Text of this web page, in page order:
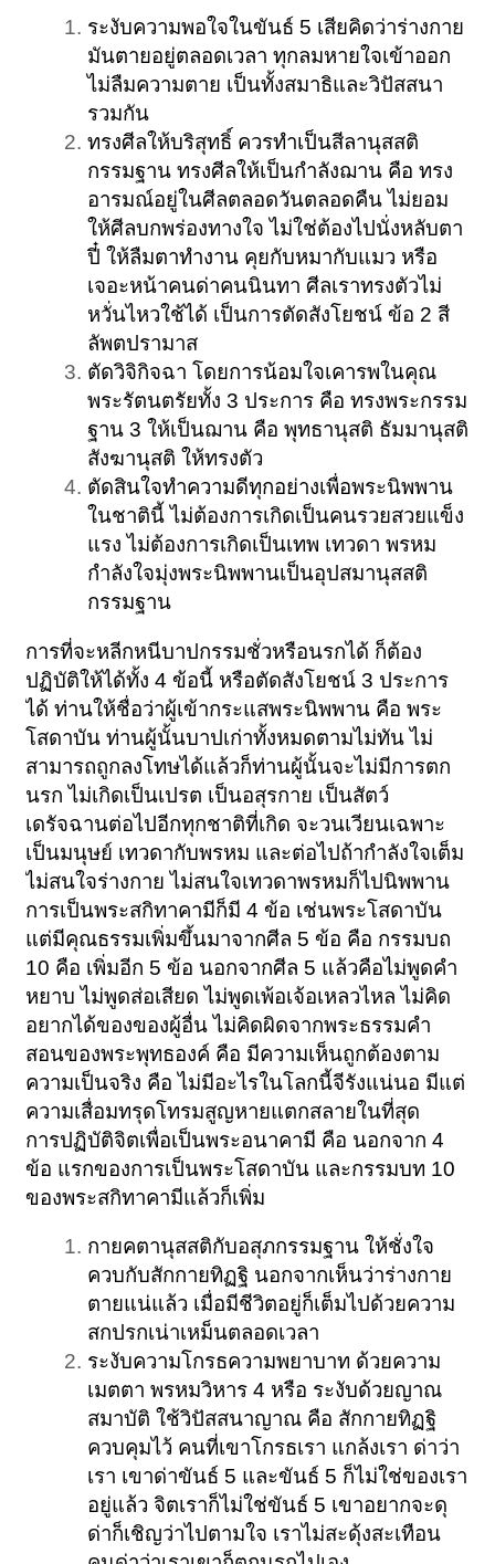
ระงับความพอใจในขันธ์ 5 เสียคิดว่าร่างกาย
มันตายอยู่ตลอดเวลา ทุกลมหายใจเข้าออก
ไม่ลืมความตาย เป็นทั้งสมาธิและวิปัสสนา
รวมกัน
ทรงศีลให้บริสุทธิ์ ควรทำเป็นสีลานุสสติ
กรรมฐาน ทรงศีลให้เป็นกำลังฌาน คือ ทรง
อารมณ์อยู่ในศีลตลอดวันตลอดคืน ไม่ยอม
ให้ศีลบกพร่องทางใจ ไม่ใช่ต้องไปนั่งหลับตา
ปี๋ ให้ลืมตาทำงาน คุยกับหมากับแมว หรือ
เจอะหน้าคนด่าคนนินทา ศีลเราทรงตัวไม่
หวั่นไหวใช้ได้ เป็นการตัดสังโยชน์ ข้อ 2 สี
ลัพตปรามาส
ตัดวิจิกิจฉา โดยการน้อมใจเคารพในคุณ
พระรัตนตรัยทั้ง 3 ประการ คือ ทรงพระกรรม
ฐาน 3 ให้เป็นฌาน คือ พุทธานุสติ ธัมมานุสติ
สังฆานุสติ ให้ทรงตัว
ตัดสินใจทำความดีทุกอย่างเพื่อพระนิพพาน
ในชาตินี้ ไม่ต้องการเกิดเป็นคนรวยสวยแข็ง
แรง ไม่ต้องการเกิดเป็นเทพ เทวดา พรหม
กำลังใจมุ่งพระนิพพานเป็นอุปสมานุสสติ
กรรมฐาน
การที่จะหลีกหนีบาปกรรมชั่วหรือนรกได้ ก็ต้อง
ปฏิบัติให้ได้ทั้ง 4 ข้อนี้ หรือตัดสังโยชน์ 3 ประการ
ได้ ท่านให้ชื่อว่าผู้เข้ากระแสพระนิพพาน คือ พระ
โสดาบัน ท่านผู้นั้นบาปเก่าทั้งหมดตามไม่ทัน ไม่
สามารถถูกลงโทษได้แล้วก็ท่านผู้นั้นจะไม่มีการตก
นรก ไม่เกิดเป็นเปรต เป็นอสุรกาย เป็นสัตว์
เดรัจฉานต่อไปอีกทุกชาติที่เกิด จะวนเวียนเฉพาะ
เป็นมนุษย์ เทวดากับพรหม และต่อไปถ้ากำลังใจเต็ม
ไม่สนใจร่างกาย ไม่สนใจเทวดาพรหมก็ไปนิพพาน
การเป็นพระสกิทาคามีก็มี 4 ข้อ เช่นพระโสดาบัน
แต่มีคุณธรรมเพิ่มขึ้นมาจากศีล 5 ข้อ คือ กรรมบถ
10 คือ เพิ่มอีก 5 ข้อ นอกจากศีล 5 แล้วคือไม่พูดคำ
หยาบ ไม่พูดส่อเสียด ไม่พูดเพ้อเจ้อเหลวไหล ไม่คิด
อยากได้ของของผู้อื่น ไม่คิดผิดจากพระธรรมคำ
สอนของพระพุทธองค์ คือ มีความเห็นถูกต้องตาม
ความเป็นจริง คือ ไม่มีอะไรในโลกนี้จีรังแน่นอ มีแต่
ความเสื่อมทรุดโทรมสูญหายแตกสลายในที่สุด
การปฏิบัติจิตเพื่อเป็นพระอนาคามี คือ นอกจาก 4
ข้อ แรกของการเป็นพระโสดาบัน และกรรมบท 10
ของพระสกิทาคามีแล้วก็เพิ่ม
กายคตานุสสติกับอสุภกรรมฐาน ให้ชั่งใจ
ควบกับสักกายทิฏฐิ นอกจากเห็นว่าร่างกาย
ตายแน่แล้ว เมื่อมีชีวิตอยู่ก็เต็มไปด้วยความ
สกปรกเน่าเหม็นตลอดเวลา
ระงับความโกรธความพยาบาท ด้วยความ
เมตตา พรหมวิหาร 4 หรือ ระงับด้วยญาณ
สมาบัติ ใช้วิปัสสนาญาณ คือ สักกายทิฏฐิ
ควบคุมไว้ คนที่เขาโกรธเรา แกล้งเรา ด่าว่า
เรา เขาด่าขันธ์ 5 และขันธ์ 5 ก็ไม่ใช่ของเรา
อยู่แล้ว จิตเราก็ไม่ใช่ขันธ์ 5 เขาอยากจะดุ
ด่าก็เชิญว่าไปตามใจ เราไม่สะดุ้งสะเทือน